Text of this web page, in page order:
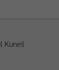
Kuneš